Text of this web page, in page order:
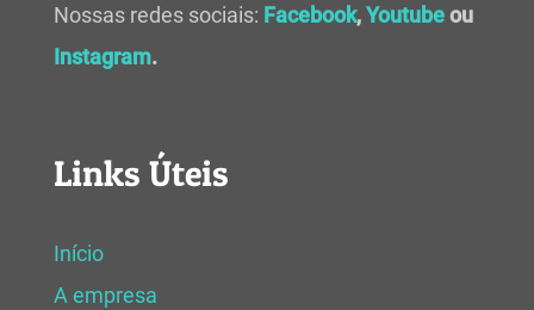
Nossas redes sociais: Facebook,Youtubeou
Instagram.
Links Úteis
Início
A empresa